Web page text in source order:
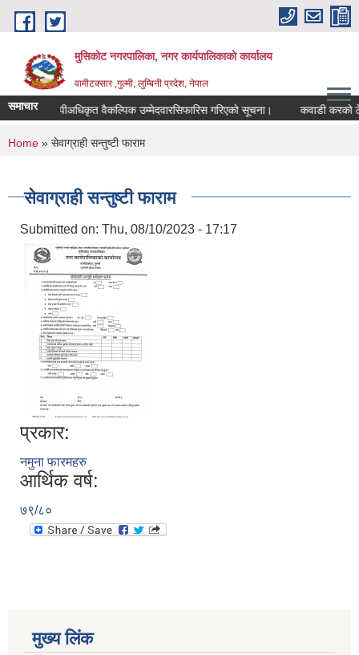
Skip to main content
मुसिकोट नगरपालिका, नगर कार्यपालिकाकाे कार्यालय
वामीटक्सार ,गुल्मी, लुम्बिनी प्रदेश, नेपाल
समाचारनापीअधिकृत वैकल्पिक उम्मेदवारसिफारिस गरिएको सूचना। कवाडी करको ठेक्का
You are here
Home » सेवाग्राही सन्तुष्टी फाराम
सेवाग्राही सन्तुष्टी फाराम
Submitted on: Thu, 08/10/2023 - 17:17
प्रकार:
नमुना फारमहरु
आर्थिक वर्ष:
७९/८०
मुख्य लिंक